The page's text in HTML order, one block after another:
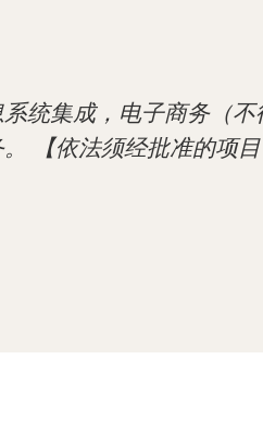
统集成，电子商务（不
【依法须经批准的项